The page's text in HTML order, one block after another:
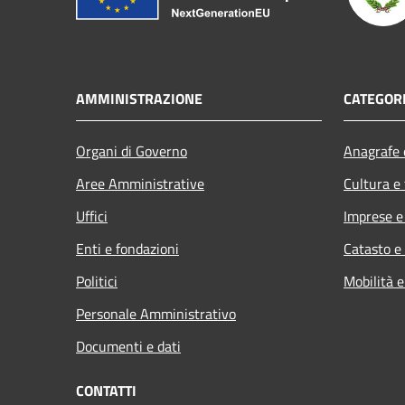
AMMINISTRAZIONE
Organi di Governo
Aree Amministrative
Uffici
Enti e fondazioni
Politici
Personale Amministrativo
Documenti e dati
Cultura
Imprese
Catasto
Mobilità
CONTATTI